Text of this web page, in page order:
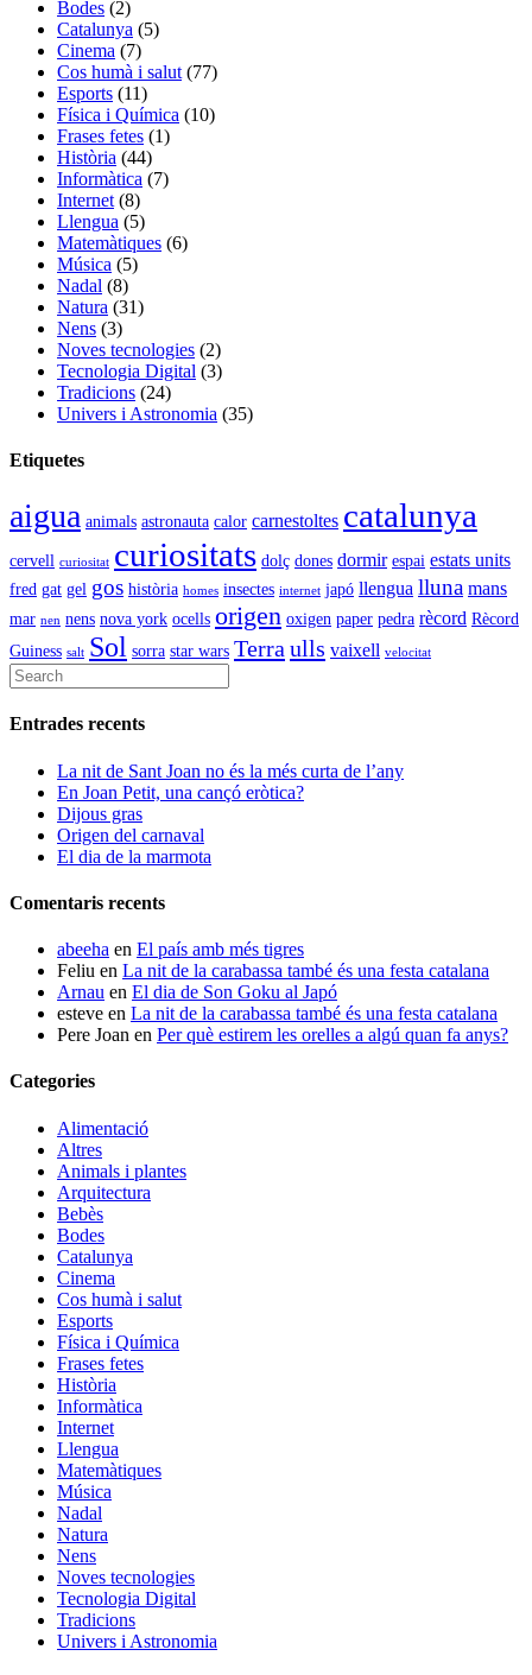
Bodes (2)
Catalunya (5)
Cinema (7)
Cos humà i salut (77)
Esports (11)
Física i Química (10)
Frases fetes (1)
Història (44)
Informàtica (7)
Internet (8)
Llengua (5)
Matemàtiques (6)
Música (5)
Nadal (8)
Natura (31)
Nens (3)
Noves tecnologies (2)
Tecnologia Digital (3)
Tradicions (24)
Univers i Astronomia (35)
Etiquetes
aigua animals astronauta calor carnestoltes catalunya
cervell curiositat curiositats dolç dones dormir espai estats units
fred gat gel gos història homes insectes internet japó llengua lluna mans
mar nen nens nova york ocells origen oxigen paper pedra rècord Rècord
Guiness salt Sol sorra star wars Terra ulls vaixell velocitat
Entrades recents
La nit de Sant Joan no és la més curta de l’any
En Joan Petit, una cançó eròtica?
Dijous gras
Origen del carnaval
El dia de la marmota
Comentaris recents
abeeha en El país amb més tigres
Feliu en La nit de la carabassa també és una festa catalana
Arnau en El dia de Son Goku al Japó
esteve en La nit de la carabassa també és una festa catalana
Pere Joan en Per què estirem les orelles a algú quan fa anys?
Categories
Alimentació
Altres
Animals i plantes
Arquitectura
Bebès
Bodes
Catalunya
Cinema
Cos humà i salut
Esports
Física i Química
Frases fetes
Història
Informàtica
Internet
Llengua
Matemàtiques
Música
Nadal
Natura
Nens
Noves tecnologies
Tecnologia Digital
Tradicions
Univers i Astronomia